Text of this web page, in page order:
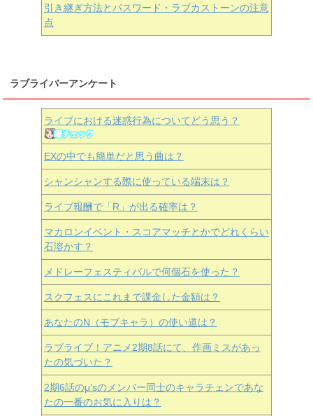
引き継ぎ方法とパスワード・ラブカストーンの注意
点
ラブライバーアンケート
ライブにおける迷惑行為についてどう思う？
EXの中でも簡単だと思う曲は？
シャンシャンする際に使っている端末は？
ライブ報酬で「R」が出る確率は？
マカロンイベント・スコアマッチとかでどれくらい
石溶かす？
メドレーフェスティバルで何個石を使った？
スクフェスにこれまで課金した金額は？
あなたのN（モブキャラ）の使い道は？
ラブライブ！アニメ2期8話にて、作画ミスがあっ
たの気づいた？
2期6話のμ’sのメンバー同士のキャラチェンであな
たの一番のお気に入りは？